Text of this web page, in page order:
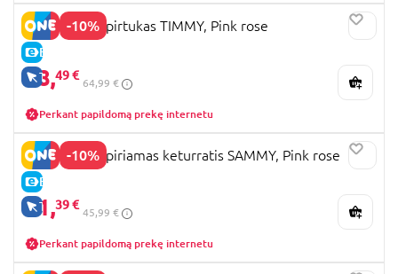
-10%
E-KAINA
TIK INTERNETU
LIONELO paspirtukas TIMMY, Pink rose
58,49 €
64,99 €
Perkant papildomą prekę internetu
-10%
E-KAINA
TIK INTERNETU
LIONELO paspiriamas keturratis SAMMY, Pink rose
41,39 €
45,99 €
Perkant papildomą prekę internetu